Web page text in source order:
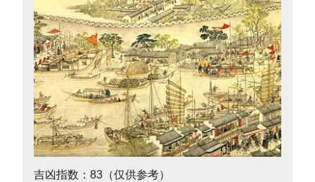
吉凶指数：83（仅供参考）